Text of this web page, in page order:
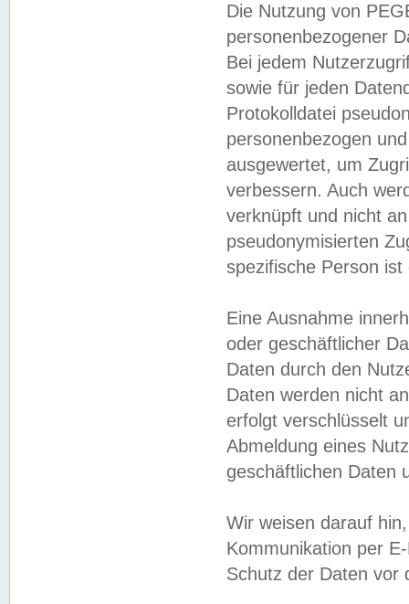
Die Nutzung von
personenbezogener
Bei jedem
sowie für jeden
Protokolldatei
personenbezogen
ausgewertet, um
verbessern. Auch
verknüpft und nicht
pseudonymisierten
spezifische Person
Eine Ausnahme
oder geschäftlicher
Daten durch den
Daten werden nicht
erfolgt verschlüsselt
Abmeldung eines
geschäftlichen Daten
Wir weisen darauf
Kommunikation per
Schutz der Daten vor